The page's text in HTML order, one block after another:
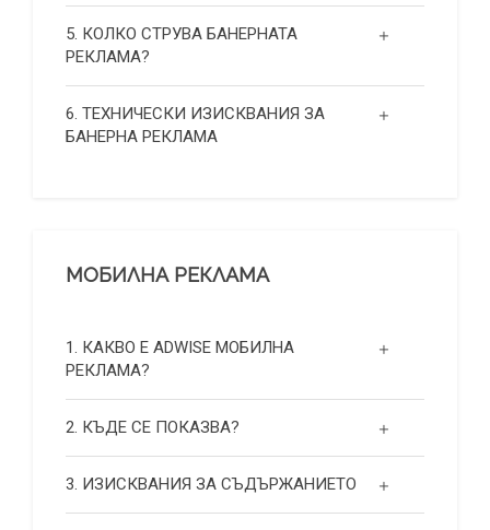
5. КОЛКО СТРУВА БАНЕРНАТА
РЕКЛАМА?
6. ТЕХНИЧЕСКИ ИЗИСКВАНИЯ ЗА
БАНЕРНА РЕКЛАМА
МОБИЛНА РЕКЛАМА
1. КАКВО Е ADWISE МОБИЛНА
РЕКЛАМА?
2. КЪДЕ СЕ ПОКАЗВА?
3. ИЗИСКВАНИЯ ЗА СЪДЪРЖАНИЕТО